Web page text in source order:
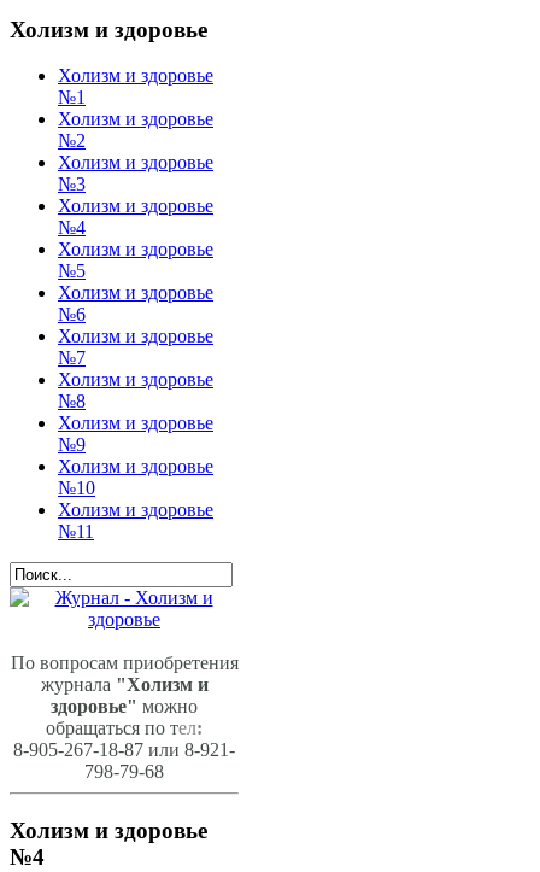
Холизм и здоровье
Холизм и здоровье
№1
Холизм и здоровье
№2
Холизм и здоровье
№3
Холизм и здоровье
№4
Холизм и здоровье
№5
Холизм и здоровье
№6
Холизм и здоровье
№7
Холизм и здоровье
№8
Холизм и здоровье
№9
Холизм и здоровье
№10
Холизм и здоровье
№11
По вопросам приобретения
журнала "Холизм и
здоровье" можно
обращаться по тел:
8-905-267-18-87 или 8-921-
798-79-68
Холизм и здоровье
№4